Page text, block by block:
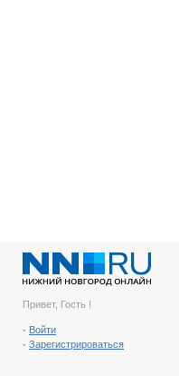
Привет, Гость !
- Войти
- Зарегистрироваться